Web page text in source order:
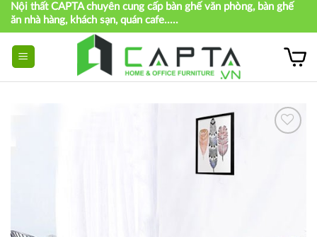
Skip
content
Nội thất CAPTA chuyên cung cấp bàn ghế văn phòng, bàn ghế
ăn nhà hàng, khách sạn, quán cafe.....